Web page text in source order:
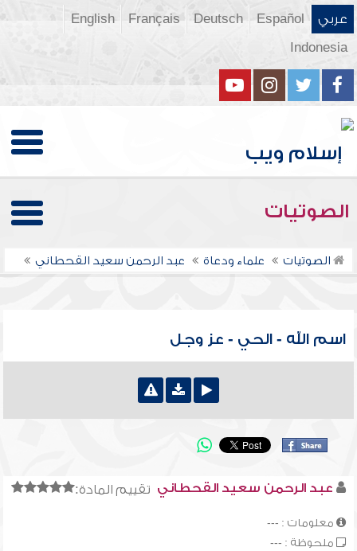
عربي Español
Deutsch
Français
English
Indonesia
الصوتيات
الصوتيات علماء ودعاة عبد الرحمن سعيد القحطاني
اسم الله - الحي - عز وجل
تقييم المادة: عبد الرحمن سعيد القحطاني
معلومات : ---
ملحوظة : ---